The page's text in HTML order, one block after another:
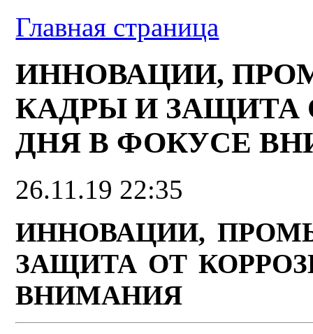
Главная страница
ИННОВАЦИИ,
КАДРЫ И ЗАЩИТА
ДНЯ В ФОКУСЕ
26.11.19 22:35
ИННОВАЦИИ,
ЗАЩИТА ОТ
ВНИМАНИЯ